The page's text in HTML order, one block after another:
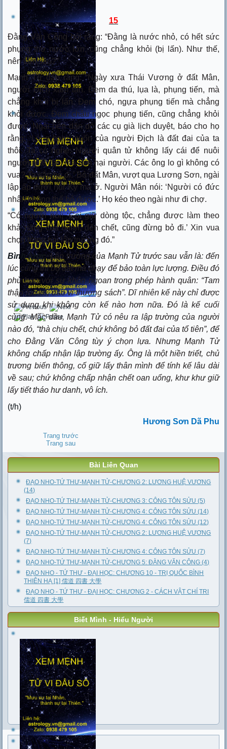
15
Đằng Văn Công hỏi rằng: “Đằng là nước nhỏ, có hết sức
phụng thờ nước lớn, cũng chẳng khỏi (bị lấn). Như thế,
nên làm sao?”
Mạnh Tử đáp rằng: “Ngày xưa Thái Vương ở đất Mân,
người Địch xâm lấn. Đem da thú, lụa là, phụng tiến, mà
chẳng khỏi bị lấn. Đem chó, ngựa phụng tiến mà chẳng
khỏi được. Đem châu ngọc phụng tiến, cũng chẳng khỏi
được. Ngài bèn dặn dò các cụ già lịch duyệt, báo cho họ
rằng: ‘Lòng ham muốn của người Địch là đất đai của ta
thôi. Ta có nghe: Người quân tử không lấy cái để nuôi
người (đất đai) mà làm hại người. Các ông lo gì không có
vua? Ta sắp bỏ đi.’ Bỏ đất Mân, vượt qua Lương Sơn, ngài
lập ấp dưới núi Kỳ mà ở. Người Mân nói: ‘Người có đức
nhân không thể bỏ được.’ Họ kéo theo ngài như đi chợ.
“Có người nói: ‘Coi giữ dòng tộc, chẳng được làm theo
khả năng của mình; đến chết, cũng đừng bỏ đi.’ Xin vua
chọn trong hai lập trường đó.”
Bình lược:Lập trường của Mạnh Tử trước sau vẫn là: đến
lúc cùng thì bỏ đất mà chạy để bảo toàn lực lượng. Điều đó
phù hợp với sự khôn ngoan trong phép hành quân: “Tam
thập lục kế, đào vi thượng sách”. Dĩ nhiên kế này chỉ được
sử dụng khi không còn kế nào hơn nữa. Đó là kế cuối
cùng. Mặc dầu, Mạnh Tử có nêu ra lập trường của người
nào đó, “thà chịu chết, chứ không bỏ đất đai của tổ tiên”, để
cho Đằng Văn Công tùy ý chọn lựa. Nhưng Mạnh Tử
không chấp nhận lập trường ấy. Ông là một hiền triết, chủ
trương biến thông, cố giữ lấy thân mình để tính kế lâu dài
về sau; chứ không chấp nhận chết oan uổng, khư khư giữ
lấy tiết tháo hư danh, vô ích.
(t/h)
Hương Sơn Dã Phu
Trang trước
Trang sau
Bài Liên Quan
ĐẠO NHO-TỨ THƯ-MẠNH TỬ-CHƯƠNG 2: LƯƠNG HUỆ VƯƠNG
(14)
ĐẠO NHO-TỨ THƯ-MẠNH TỬ-CHƯƠNG 3: CÔNG TÔN SỬU (5)
ĐẠO NHO-TỨ THƯ-MẠNH TỬ-CHƯƠNG 4: CÔNG TÔN SỬU (14)
ĐẠO NHO-TỨ THƯ-MẠNH TỬ-CHƯƠNG 4: CÔNG TÔN SỬU (12)
ĐẠO NHO-TỨ THƯ-MẠNH TỬ-CHƯƠNG 2: LƯƠNG HUỆ VƯƠNG
(7)
ĐẠO NHO-TỨ THƯ-MẠNH TỬ-CHƯƠNG 4: CÔNG TÔN SỬU (7)
ĐẠO NHO-TỨ THƯ-MẠNH TỬ-CHƯƠNG 5: ĐẰNG VĂN CÔNG (4)
ĐẠO NHO - TỨ THƯ - ĐẠI HỌC: CHƯƠNG 10 - TRỊ QUỐC BÌNH
THIÊN HẠ [1] 儒道 四書 大學
ĐẠO NHO - TỨ THƯ - ĐẠI HỌC: CHƯƠNG 2 - CÁCH VẬT CHÍ TRI
儒道 四書 大學
Biết Mình - Hiểu Người